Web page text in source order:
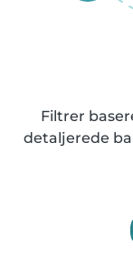
Filtrer
detaljerede